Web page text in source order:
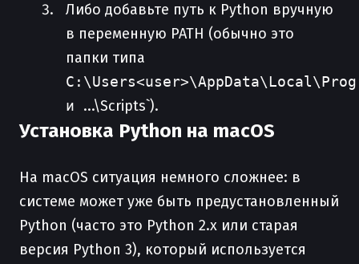
Либо добавьте путь к Python вручную
в переменную PATH (обычно это
папки типа
и ...\Scripts`).
Установка Python на macOS
На macOS ситуация немного сложнее: в
системе может уже быть предустановленный
Python (часто это Python 2.x или старая
версия Python 3), который используется